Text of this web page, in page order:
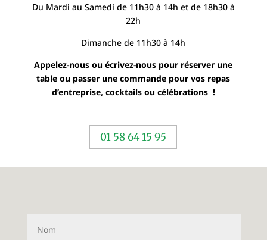
Du Mardi au Samedi de 11h30 à 14h et de 18h30 à
22h
Dimanche de 11h30 à 14h
Appelez-nous ou écrivez-nous pour réserver une
table ou passer une commande pour vos repas
d’entreprise, cocktails ou célébrations !
01 58 64 15 95